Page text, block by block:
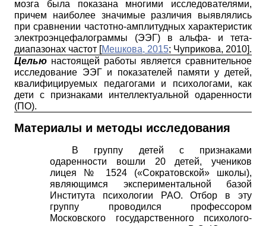
мозга была показана многими исследователями,
причем наиболее значимые различия выявлялись
при сравнении частотно-амплитудных характеристик
электроэнцефалограммы (ЭЭГ) в альфа- и тета-
диапазонах частот [Мешкова, 2015; Чуприкова, 2010].
Целью настоящей работы является сравнительное
исследование ЭЭГ и показателей памяти у детей,
квалифицируемых педагогами и психологами, как
дети с признаками интеллектуальной одаренности
(ПО).
Материалы и методы исследования
В группу детей с признаками
одаренности вошли 20 детей, учеников
лицея
№ 1524 («Сократовской» школы),
являющимся экспериментальной базой
Института психологии РАО. Отбор в эту
группу проводился профессором
Московского государственного психолого-